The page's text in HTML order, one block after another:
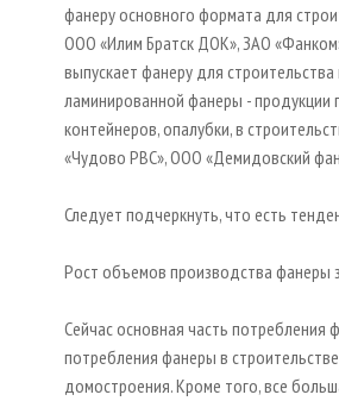
фанеру основного формата для
ООО «Илим Братск ДОК», ЗАО
выпускает фанеру для
ламинированной фанеры - продукции
контейнеров, опалубки, в
«Чудово РВС», ООО «Демидовский
Следует подчеркнуть, что есть
Рост объемов производства фанеры
Сейчас основная часть
потребления фанеры в
домостроения. Кроме того, все